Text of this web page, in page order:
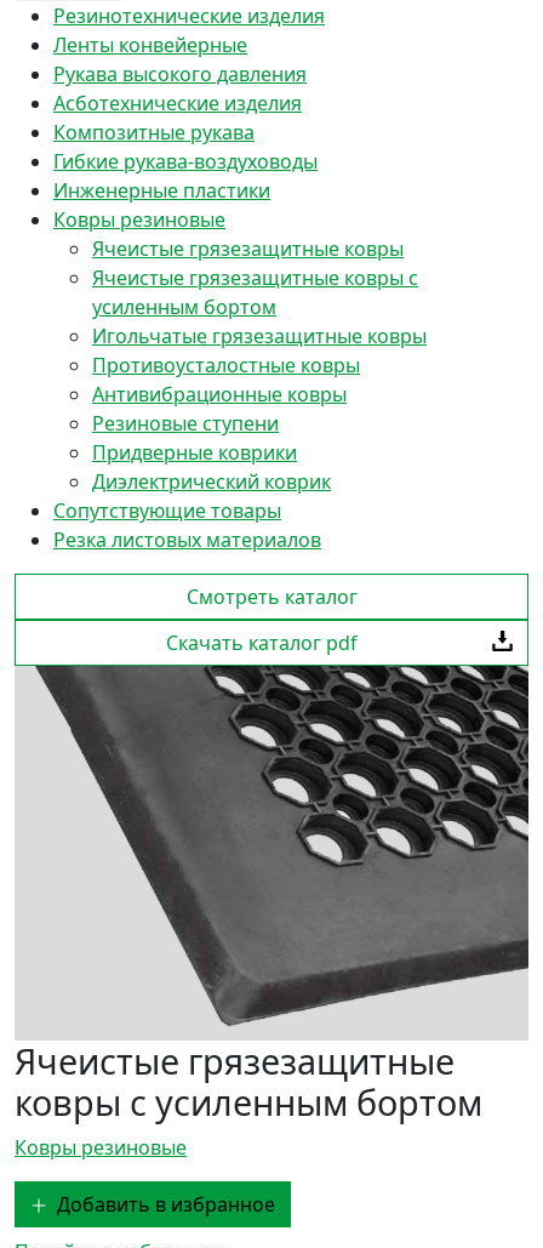
Резинотехнические изделия
Ленты конвейерные
Рукава высокого давления
Асботехнические изделия
Композитные рукава
Гибкие рукава-воздуховоды
Инженерные пластики
Ковры резиновые
Ячеистые грязезащитные ковры
Ячеистые грязезащитные ковры с
усиленным бортом
Игольчатые грязезащитные ковры
Противоусталостные ковры
Антивибрационные ковры
Резиновые ступени
Придверные коврики
Диэлектрический коврик
Сопутствующие товары
Резка листовых материалов
Смотреть каталог
Скачать каталог pdf
Ячеистые грязезащитные
ковры с усиленным бортом
Ковры резиновые
Добавить в избранное